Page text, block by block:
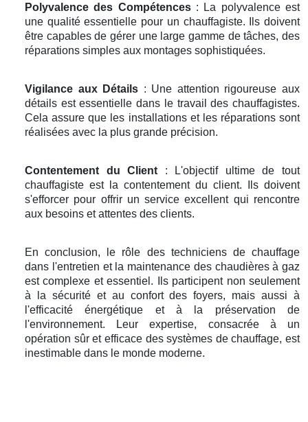
Polyvalence des Compétences: La polyvalence est
une qualité essentielle pour un chauffagiste. Ils doivent
être capables de gérer une large gamme de tâches, des
réparations simples aux montages sophistiquées.
Vigilance aux Détails : Une attention rigoureuse aux
détails est essentielle dans le travail des chauffagistes.
Cela assure que les installations et les réparations sont
réalisées avec la plus grande précision.
Contentement du Client: L'objectif ultime de tout
chauffagiste est la contentement du client. Ils doivent
s'efforcer pour offrir un service excellent qui rencontre
aux besoins et attentes des clients.
En conclusion, le rôle des techniciens de chauffage
dans l'entretien et la maintenance des chaudières à gaz
est complexe et essentiel. Ils participent non seulement
à la sécurité et au confort des foyers, mais aussi à
l'efficacité énergétique et à la préservation de
l'environnement. Leur expertise, consacrée à un
opération sûr et efficace des systèmes de chauffage, est
inestimable dans le monde moderne.